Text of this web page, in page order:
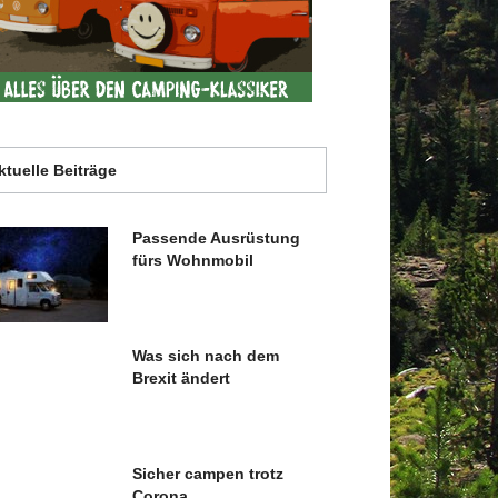
Beiträge
Passende Ausrüstung
fürs Wohnmobil
Was sich nach dem
Brexit ändert
Sicher campen trotz